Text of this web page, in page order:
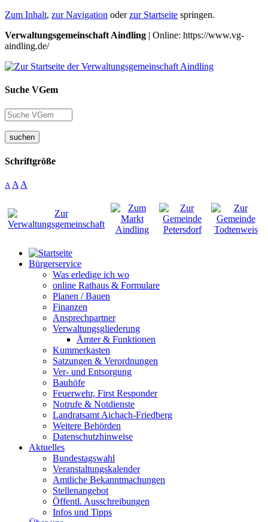
Zum Inhalt, zur Navigation oderzur Startseite springen.
Verwaltungsgemeinschaft Aindling | Online: https://www.vg-
aindling.de/
Suche VGem
suchen
Schriftgröße
A A A
Bürgerservice
Was erledige ich wo
online Rathaus & Formulare
Planen / Bauen
Finanzen
Ansprechpartner
Verwaltungsgliederung
Ämter & Funktionen
Kummerkasten
Satzungen & Verordnungen
Ver- und Entsorgung
Bauhöfe
Feuerwehr, First Responder
Notrufe & Notdienste
Landratsamt Aichach-Friedberg
Weitere Behörden
Datenschutzhinweise
Aktuelles
Bundestagswahl
Veranstaltungskalender
Amtliche Bekanntmachungen
Stellenangebot
Öffentl. Ausschreibungen
Infos und Tipps